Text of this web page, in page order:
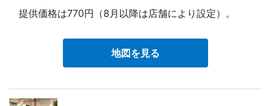
提供価格は770円（8月以降は店舗により設定）。
地図を見る